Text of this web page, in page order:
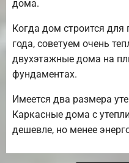
дома.
Когда дом строится для
года, советуем очень
двухэтажные дома на
фундаментах.
Имеется два размера
Каркасные дома с
дешевле, но менее